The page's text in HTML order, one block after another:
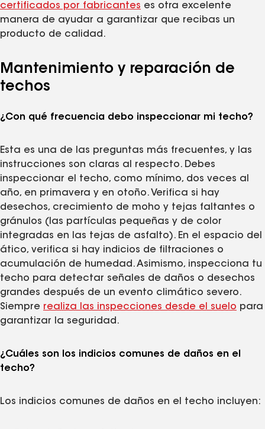
certificados por fabricantes es otra excelente
manera de ayudar a garantizar que recibas un
producto de calidad.
Mantenimiento y reparación de
techos
¿Con qué frecuencia debo inspeccionar mi techo?
Esta es una de las preguntas más frecuentes, y las
instrucciones son claras al respecto. Debes
inspeccionar el techo, como mínimo, dos veces al
año, en primavera y en otoño. Verifica si hay
desechos, crecimiento de moho y tejas faltantes o
gránulos (las partículas pequeñas y de color
integradas en las tejas de asfalto). En el espacio del
ático, verifica si hay indicios de filtraciones o
acumulación de humedad. Asimismo, inspecciona tu
techo para detectar señales de daños o desechos
grandes después de un evento climático severo.
Siempre realiza las inspecciones desde el suelo para
garantizar la seguridad.
¿Cuáles son los indicios comunes de daños en el
techo?
Los indicios comunes de daños en el techo incluyen: